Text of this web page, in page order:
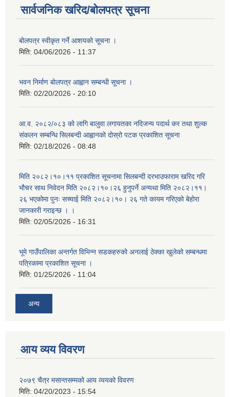
सार्वजनिक खरिद/बोलपत्र सूचना
बोलपत्र स्वीकृत गर्ने आशयको सूचना ।
मिति: 04/06/2026 - 11:37
भवन निर्माण बोलपत्र आह्वान सम्बन्धी सूचना ।
मिति: 02/20/2026 - 20:10
आ.व. २०८२/०८३ को लागि बालुवा लगायतका नदिजन्य पदार्थ कर तथा शुल्क
संकलन सम्बन्धि सिलबन्दी आह्वानको दोस्रो पटक प्रकाशित सूचना
मिति: 02/18/2026 - 08:48
मिति २०८२।१०।११ प्रकाशित सूचनामा सिलबन्दी दरभाउफाराम खरिद गरि
भौचर साथ निवेदन मिति २०८२।१०।२६ हुनुपर्ने अन्यथा मिति २०८२।११।
२६ भएकोमा पुनः सच्याई मिति २०८२।१०। २६ गते कायम गरिएको बेहोरा
जानकारी गराइन्छ । ।
मिति: 02/05/2026 - 16:31
भूमे गाउँपालिका अन्तर्गत विभिन्न सडकहरुको अनलाई ठेक्का खुलेको सम्बन्धमा
पत्रिकामा प्रकाशित सूचना ।
मिति: 01/25/2026 - 11:04
अन्य
आय व्यय विवरण
२०७९ चैत्र मसान्तसम्मको आय व्ययको विवरण
मिति: 04/20/2023 - 15:54